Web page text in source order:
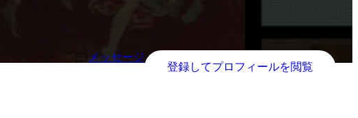
メッセージ
登録してプロフィールを閲覧